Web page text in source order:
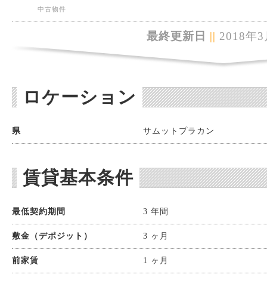
中古物件
最終更新日 || 2018年
ロケーション
県 サムットプラカン
賃貸基本条件
最低契約期間 3 年間
敷金（デポジット） 3 ヶ月
前家賃 1 ヶ月